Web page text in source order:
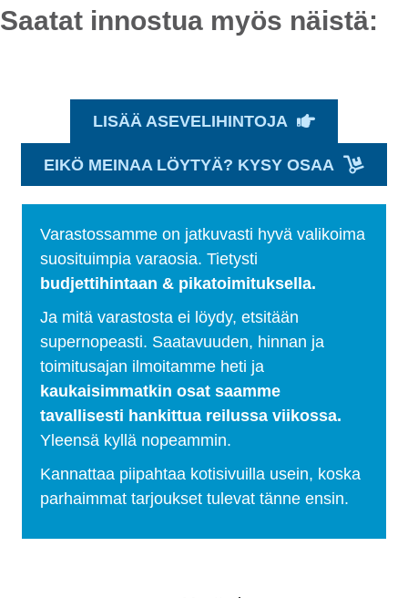
Saatat innostua myös näistä:
Varastossamme on jatkuvasti hyvä valikoima
suosituimpia varaosia. Tietysti
budjettihintaan & pikatoimituksella.
Ja mitä varastosta ei löydy, etsitään
supernopeasti. Saatavuuden, hinnan ja
toimitusajan ilmoitamme heti ja
kaukaisimmatkin osat saamme
tavallisesti hankittua reilussa viikossa.
Yleensä kyllä nopeammin.
Kannattaa piipahtaa kotisivuilla usein, koska
parhaimmat tarjoukset tulevat tänne ensin.
LISÄÄ ASEVELIHINTOJA
EIKÖ MEINAA LÖYTYÄ? KYSY OSAA